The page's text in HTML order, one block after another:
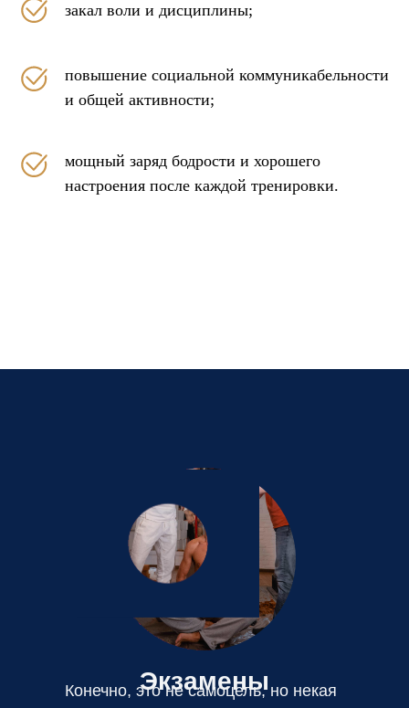
закал воли и дисциплины;
повышение социальной коммуникабельности
и общей активности;
мощный заряд бодрости и хорошего
настроения после каждой тренировки.
Экзамены
Конечно, это не самоцель, но некая